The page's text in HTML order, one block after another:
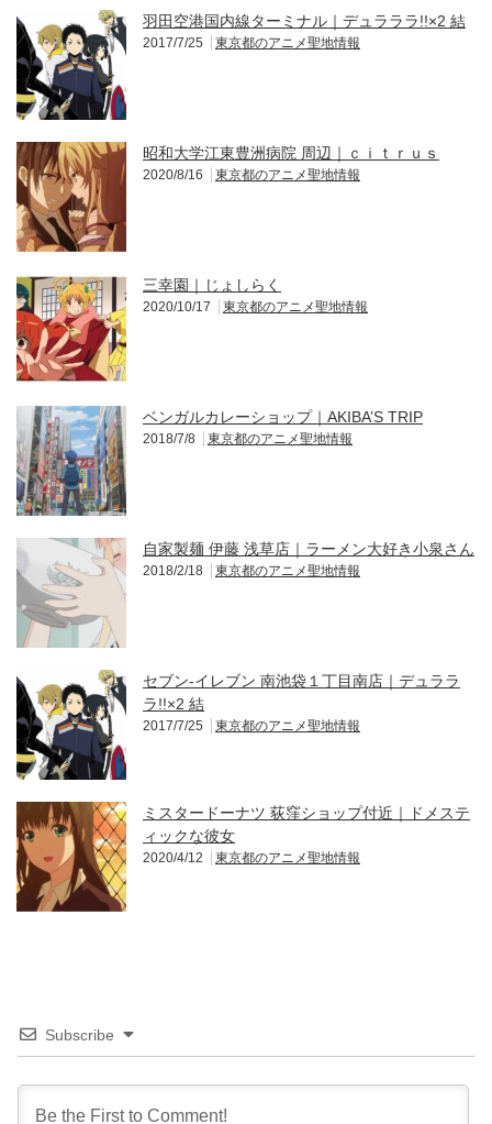
羽田空港国内線ターミナル｜デュラララ!!×2 結
2017/7/25 東京都のアニメ聖地情報
昭和大学江東豊洲病院 周辺｜ｃｉｔｒｕｓ
2020/8/16 東京都のアニメ聖地情報
三幸園｜じょしらく
2020/10/17 東京都のアニメ聖地情報
ベンガルカレーショップ｜AKIBA’S TRIP
2018/7/8 東京都のアニメ聖地情報
自家製麺 伊藤 浅草店｜ラーメン大好き小泉さん
2018/2/18 東京都のアニメ聖地情報
セブン‐イレブン 南池袋１丁目南店｜デュララ
ラ!!×2 結
2017/7/25 東京都のアニメ聖地情報
ミスタードーナツ 荻窪ショップ付近｜ドメステ
ィックな彼女
2020/4/12 東京都のアニメ聖地情報
Subscribe